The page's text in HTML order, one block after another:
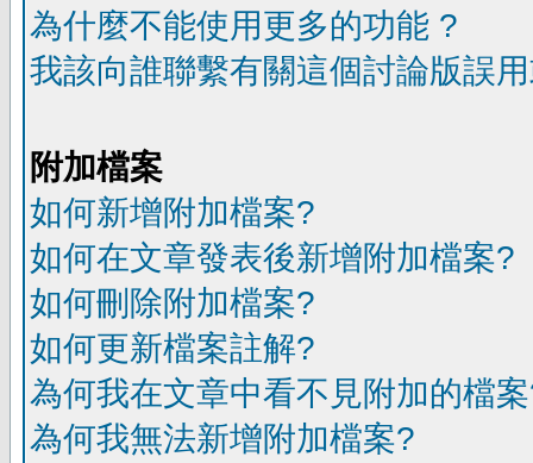
為什麼不能使用更多的功能 ?
我該向誰聯繫有關這個討論版誤
附加檔案
如何新增附加檔案?
如何在文章發表後新增附加檔案?
如何刪除附加檔案?
如何更新檔案註解?
為何我在文章中看不見附加的檔
為何我無法新增附加檔案?